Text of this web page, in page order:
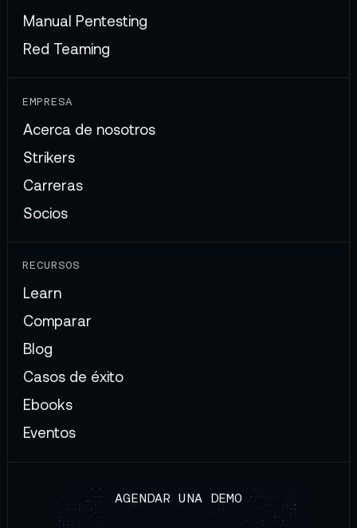
Manual Pentesting
Red Teaming
EMPRESA
Acerca de nosotros
Strikers
Carreras
Socios
RECURSOS
Learn
Comparar
Blog
Casos de éxito
Ebooks
Eventos
AGENDAR UNA DEMO